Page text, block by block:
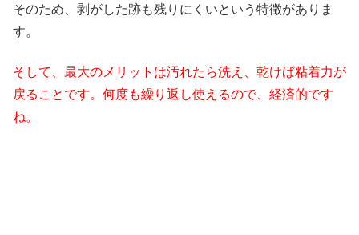
そのため、剥がした跡も残りにくいという特徴がありま
す。
そして、最大のメリットは汚れたら洗え、乾けば粘着力が
戻ることです。何度も繰り返し使えるので、経済的です
ね。